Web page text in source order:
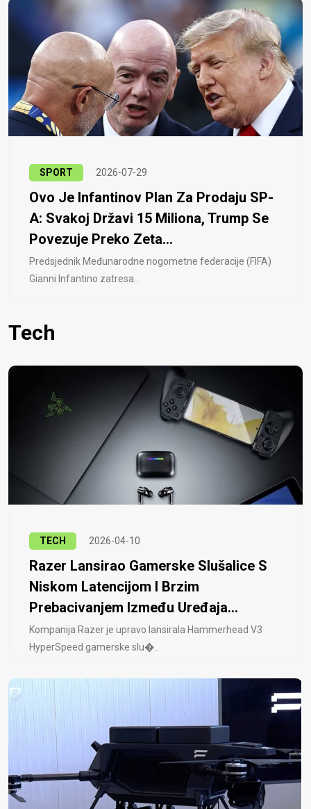
SPORT 2026-07-29
Ovo Je Infantinov Plan Za Prodaju SP-
A: Svakoj Državi 15 Miliona, Trump Se
Povezuje Preko Zeta...
Predsjednik Međunarodne nogometne federacije (FIFA)
Gianni Infantino zatresa..
Tech
TECH 2026-04-10
Razer Lansirao Gamerske Slušalice S
Niskom Latencijom I Brzim
Prebacivanjem Između Uređaja...
Kompanija Razer je upravo lansirala Hammerhead V3
HyperSpeed ​​gamerske slu�..